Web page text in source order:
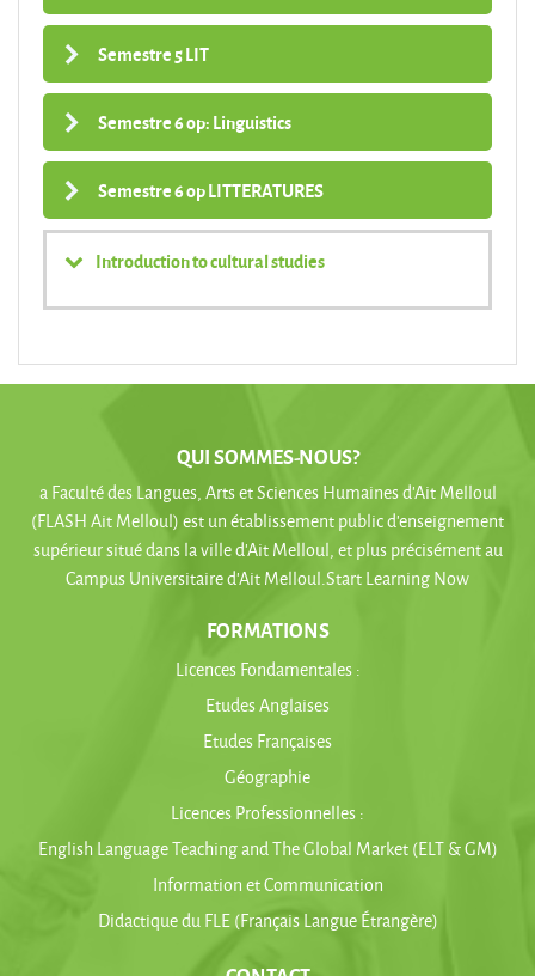
Semestre 5 LIT
Semestre 6 op: Linguistics
Semestre 6 op LITTERATURES
Introduction to cultural studies
QUI SOMMES-NOUS?
a Faculté des Langues, Arts et Sciences Humaines d’Ait Melloul
(FLASH Ait Melloul) est un établissement public d’enseignement
supérieur situé dans la ville d’Ait Melloul, et plus précisément au
Campus Universitaire d’Ait Melloul.Start Learning Now
FORMATIONS
Licences Fondamentales :
Etudes Anglaises
Etudes Françaises
Géographie
Licences Professionnelles :
English Language Teaching and The Global Market (ELT & GM)
Information et Communication
Didactique du FLE (Français Langue Étrangère)